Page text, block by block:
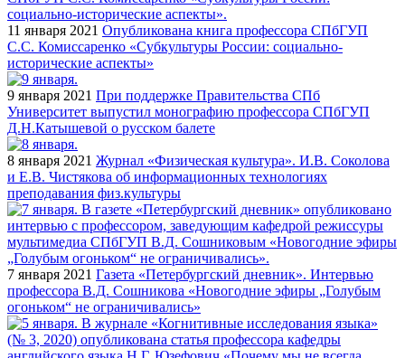
11 января 2021 Опубликована книга профессора СПбГУП
С.С. Комиссаренко «Субкультуры России: социально-
исторические аспекты»
9 января 2021 При поддержке Правительства СПб
Университет выпустил монографию профессора СПбГУП
Д.Н.Катышевой о русском балете
8 января 2021 Журнал «Физическая культура». И.В. Соколова
и Е.В. Чистякова об информационных технологиях
преподавания физ.культуры
7 января 2021 Газета «Петербургский дневник». Интервью
профессора В.Д. Сошникова «Новогодние эфиры „Голубым
огоньком“ не ограничивались»